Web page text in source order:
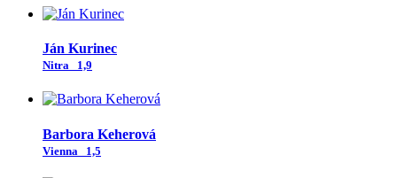
Ján Kurinec
Nitra 1,9
Barbora Keherová
Vienna 1,5